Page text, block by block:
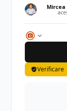
Mircea
Verificare